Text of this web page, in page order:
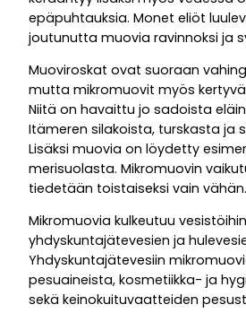
epäpuhtauksia. Monet eliöt
joutunutta muovia ravinnoksi ja
Muoviroskat ovat suoraan
mutta mikromuovit myös
Niitä on havaittu jo sadoista
Itämeren silakoista, turskasta ja
Lisäksi muovia on löydetty
merisuolasta. Mikromuovin
tiedetään toistaiseksi vain vähän.
Mikromuovia kulkeutuu
yhdyskuntajätevesien ja
Yhdyskuntajätevesiin
pesuaineista, kosmetiikka- ja
sekä keinokuituvaatteiden